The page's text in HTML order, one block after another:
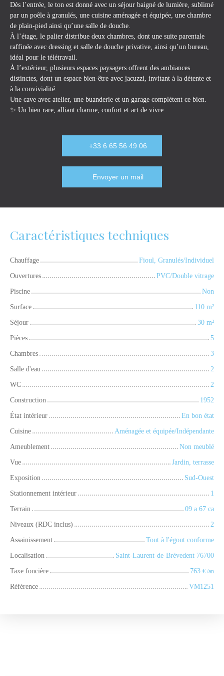
Dès l’entrée, le ton est donné avec un séjour baigné de lumière, sublimé
par un poêle à granulés, une cuisine aménagée et équipée, une chambre
de plain-pied ainsi qu’une salle de douche.
À l’étage, le palier distribue deux chambres, dont une suite parentale
raffinée avec dressing et salle de douche privative, ainsi qu’un bureau,
idéal pour le télétravail.
À l’extérieur, plusieurs espaces paysagers offrent des ambiances
distinctes, dont un espace bien-être avec jacuzzi, invitant à la détente et
à la convivialité.
Une cave avec atelier, une buanderie et un garage complètent ce bien.
✨ Un bien rare, alliant charme, confort et art de vivre.
+33 6 65 56 49 06
Envoyer un mail
Caractéristiques techniques
Chauffage
Fioul, Granulés/Individuel
Ouvertures
PVC/Double vitrage
Piscine
Non
Surface
110 m²
Séjour
30 m²
Pièces
5
Chambres
3
Salle d'eau
2
WC
2
Construction
1952
État intérieur
En bon état
Cuisine
Aménagée et équipée/Indépendante
Ameublement
Non meublé
Vue
Jardin, terrasse
Exposition
Sud-Ouest
Stationnement intérieur
1
Terrain
09 a 67 ca
Niveaux (RDC inclus)
2
Assainissement
Tout à l'égout conforme
Localisation
Saint-Laurent-de-Brèvedent 76700
Taxe foncière
763 € /an
Référence VM1251